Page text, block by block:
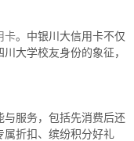
卡。中银川大信用卡不仅
大学校友身份的象征，
服务，包括先消费后还
属折扣、缤纷积分好礼